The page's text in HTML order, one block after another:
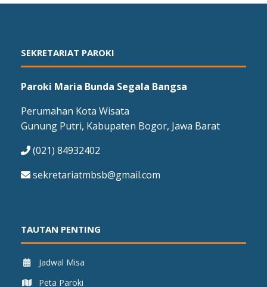
SEKRETARIAT PAROKI
Paroki Maria Bunda Segala Bangsa
Perumahan Kota Wisata
Gunung Putri, Kabupaten Bogor, Jawa Barat
(021) 84932402
sekretariatmbsb@gmail.com
TAUTAN PENTING
Jadwal Misa
Peta Paroki